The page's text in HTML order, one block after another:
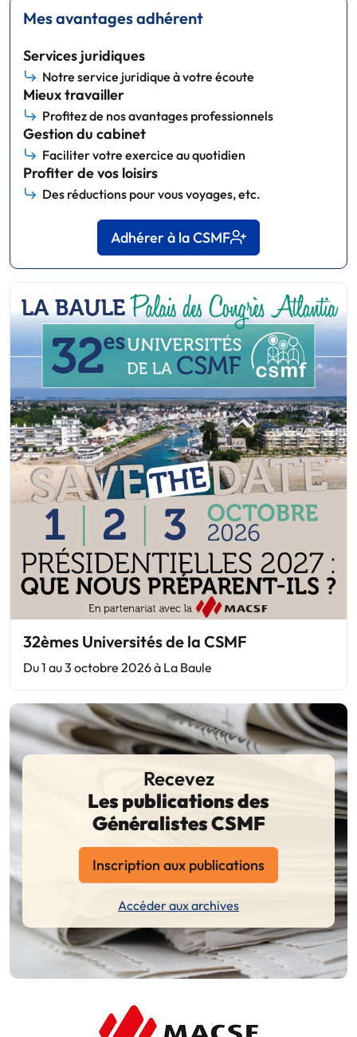
Mes avantages adhérent
Services juridiques
Notre service juridique à votre écoute
Mieux travailler
Profitez de nos avantages professionnels
Gestion du cabinet
Faciliter votre exercice au quotidien
Profiter de vos loisirs
Des réductions pour vous voyages, etc.
Adhérer à la CSMF
32èmes Universités de la CSMF
Du 1 au 3 octobre 2026 à La Baule
Recevez
Les publications des
Généralistes CSMF
Inscription aux publications
Accéder aux archives